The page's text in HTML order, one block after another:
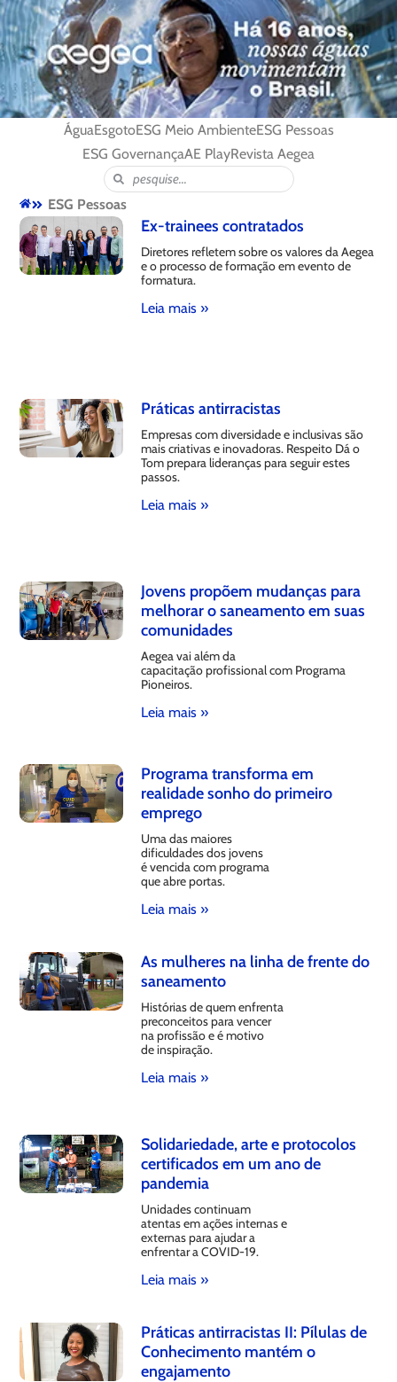
ÁguaEsgotoESG Meio AmbienteESG Pessoas
ESG GovernançaAE PlayRevista Aegea
ESG Pessoas
Ex-trainees contratados
Diretores refletem sobre os valores da Aegea
e o processo de formação em evento de
formatura.
Leia mais »
Práticas antirracistas
Empresas com diversidade e inclusivas são
mais criativas e inovadoras. Respeito Dá o
Tom prepara lideranças para seguir estes
passos.
Leia mais »
Jovens propõem mudanças para
melhorar o saneamento em suas
comunidades
Aegea vai além da
capacitação profissional com Programa
Pioneiros.
Leia mais »
Programa transforma em
realidade sonho do primeiro
emprego
Uma das maiores
dificuldades dos jovens
é vencida com programa
que abre portas.
Leia mais »
As mulheres na linha de frente do
saneamento
Histórias de quem enfrenta
preconceitos para vencer
na profissão e é motivo
de inspiração.
Leia mais »
Solidariedade, arte e protocolos
certificados em um ano de
pandemia
Unidades continuam
atentas em ações internas e
externas para ajudar a
enfrentar a COVID-19.
Leia mais »
Práticas antirracistas II: Pílulas de
Conhecimento mantém o
engajamento